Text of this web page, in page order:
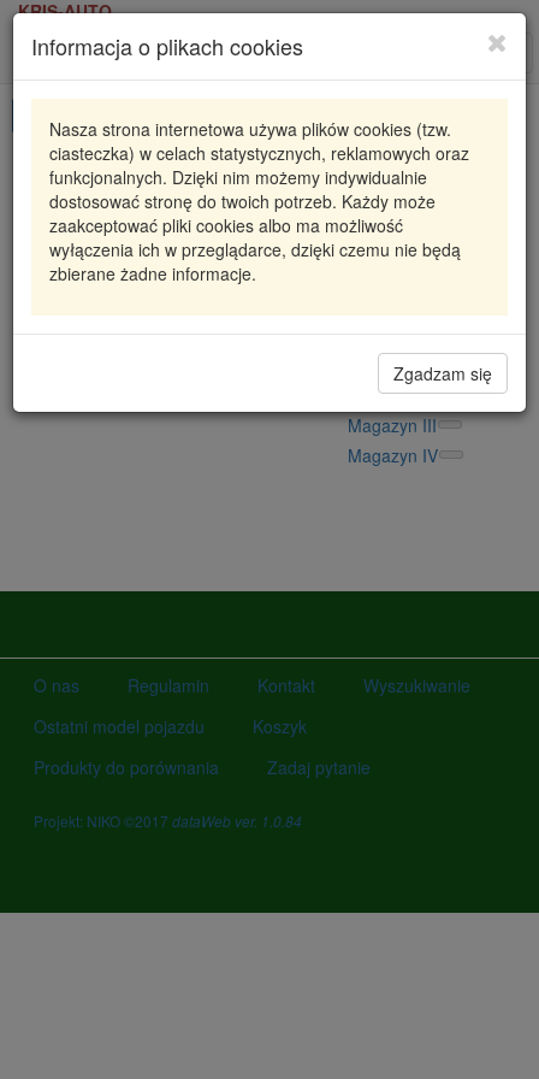
KRIS-AUTO
Informacja o plikach cookies
Nasza strona internetowa używa plików cookies (tzw.
ciasteczka) w celach statystycznych, reklamowych oraz
funkcjonalnych. Dzięki nim możemy indywidualnie
dostosować stronę do twoich potrzeb. Każdy może
zaakceptować pliki cookies albo ma możliwość
wyłączenia ich w przeglądarce, dzięki czemu nie będą
zbierane żadne informacje.
Zgadzam się
Karta produktu
819009910 FAG
PODUSZKA STABILIZATORA AUDI VW
8,19 zł
Filia Lublin 0
Magazyn II
Magazyn V
Magazyn III
Magazyn IV
O nas Regulamin Kontakt
Wyszukiwanie
Ostatni model pojazdu
Koszyk
Produkty do porównania
Zadaj pytanie
Projekt: NIKO ©2017 dataWeb ver. 1.0.84